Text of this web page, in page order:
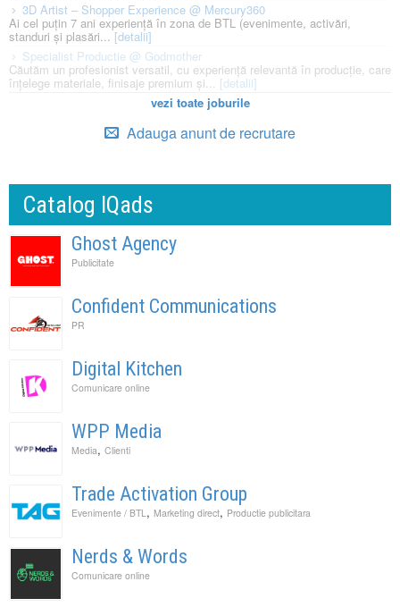
3D Artist – Shopper Experience @ Mercury360
Ai cel puțin 7 ani experiență în zona de BTL (evenimente, activări,
standuri și plasări... [detalii]
Specialist Productie @ Godmother
Căutăm un profesionist versatil, cu experiență relevantă în producție, care
înțelege materiale, finisaje premium și... [detalii]
vezi toate joburile
Adauga anunt de recrutare
Catalog IQads
Ghost Agency
Publicitate
Confident Communications
PR
Digital Kitchen
Comunicare online
WPP Media
Media, Clienti
Trade Activation Group
Evenimente / BTL, Marketing direct, Productie publicitara
Nerds & Words
Comunicare online